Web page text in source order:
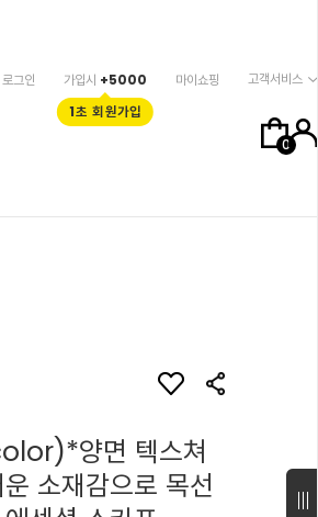
0
로그인 가입시 +5000
1초 회원가입
마이쇼핑 고객서비스
양면 텍스쳐
소재감으로 목선